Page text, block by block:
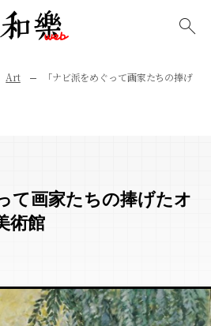
Art
「ナビ派をめぐって画家たちの捧げ
て画家たちの捧げたオ
術館